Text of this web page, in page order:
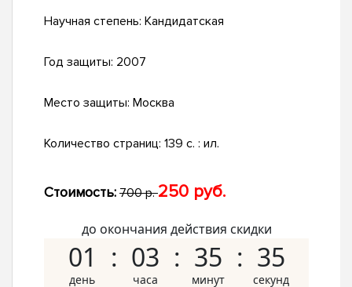
Научная степень: Кандидатская
Год защиты: 2007
Место защиты: Москва
Количество страниц: 139 с. : ил.
Стоимость: 700 р.250 руб.
до окончания действия скидки
01 03 35 35